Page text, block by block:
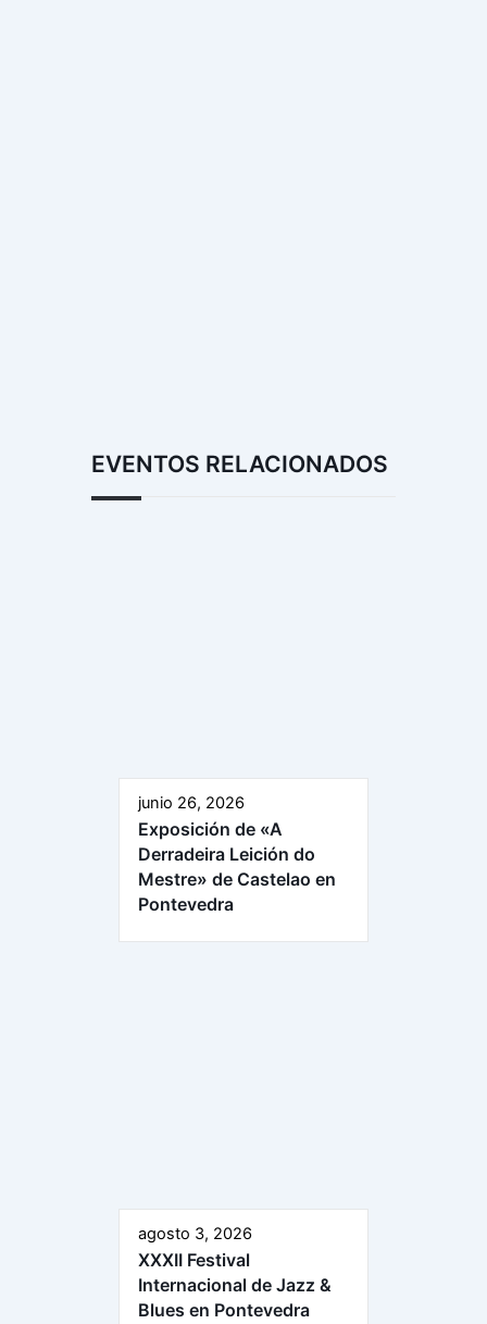
EVENTOS RELACIONADOS
junio 26, 2026
Exposición de «A
Derradeira Leición do
Mestre» de Castelao en
Pontevedra
agosto 3, 2026
XXXII Festival
Internacional de Jazz &
Blues en Pontevedra